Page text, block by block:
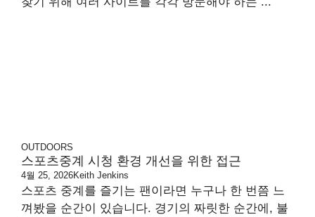
OUTDOORS
스포츠중계 시청 환경 개선을 위한 접근
4월 25, 2026Keith Jenkins
스포츠 중계를 즐기는 팬이라면 누구나 한 번쯤 느
껴봤을 순간이 있습니다. 경기의 짜릿한 순간에, 불